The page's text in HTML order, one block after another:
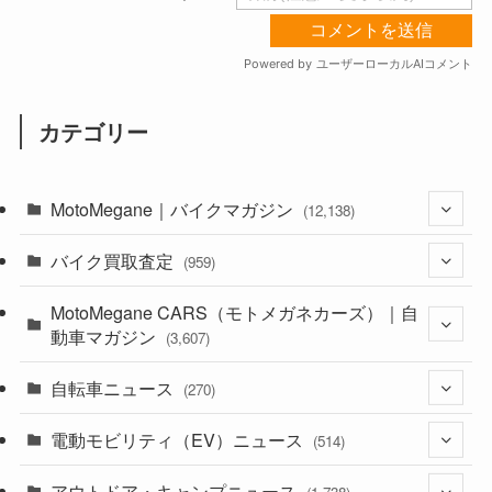
カテゴリー
MotoMegane｜バイクマガジン (12,138)
(44)
(1,243)
(639)
(118) (252)
(306)
(6,958)
バイク買取査定 (959)
(352)
(1)
MotoMegane CARS（モトメガネカーズ）｜自
動車マガジン (3,607)
(186)
自転車ニュース (270)
(54)
(211)
電動モビリティ（EV）ニュース (514)